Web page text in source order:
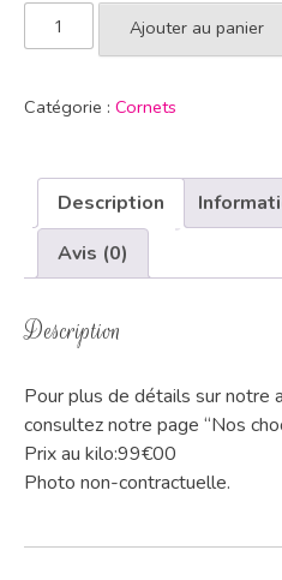
Ajouter au panier
Catégorie : Cornets
Description
Avis (0)
Description
Pour plus de détails sur notre
consultez notre page “Nos
Prix au kilo:99€00
Photo non-contractuelle.